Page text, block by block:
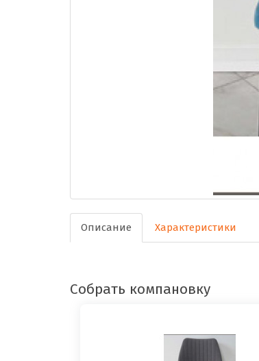
Описание Характеристики
Собрать компановку